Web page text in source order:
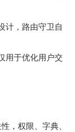
计，路由守卫自
用于优化用户交
，权限、字典、